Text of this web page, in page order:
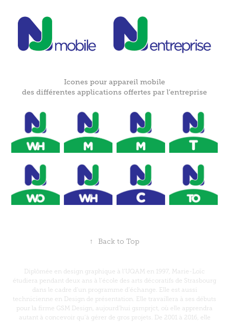
Icones pour appareil mobile
des différentes applications offertes par l’entreprise
↑ Back to Top
Diplômée en design graphique à l’UQAM en 1997, Marie-Loïc
étudiera pendant deux ans à l’école des arts décoratifs de Strasbourg
dans le cadre d’un programme d’échange. Elle est aussi
technicienne en Design de présentation. Elle travaillera à ses débuts
pour la firme GSM Design, aujourd’hui gsmprjct, où elle apprendra
autant à concevoir qu’à gérer de gros projets. De 2001 à 2016, elle